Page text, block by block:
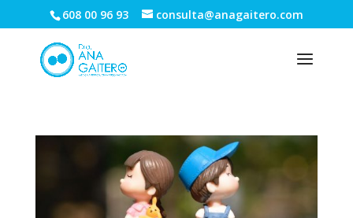
608 00 96 93 consulta@anagaitero.com